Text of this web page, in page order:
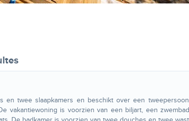
twee slaapkamers en beschikt over een
vakantiewoning is voorzien van een biljart, een